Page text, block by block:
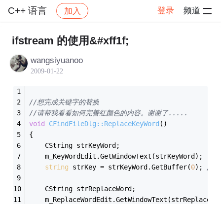
C++ 语言 加入 登录 频道
社区 C++ 语言 帖子详情
ifstream 的使用&#xff1f;
wangsiyuanoo
2009-01-22
//想完成关键字的替换
//请帮我看看如何完善红颜色的内容。谢谢了.....
void
CFindFileDlg::ReplaceKeyWord ()
{
	CString strKeyWord;
	m_KeyWordEdit.GetWindowText(strKeyWord);
string strKey = strKeyWord.GetBuffer(0); //得
	CString strReplaceWord;